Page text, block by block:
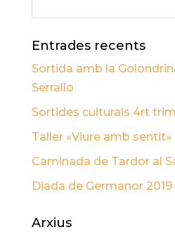
Entrades recents
Sortida amb la
Serrallo
Sortides culturals 4rt
Taller «Viure amb sentit»
Caminada de Tardor al
Diada de Germanor 2019
Arxius